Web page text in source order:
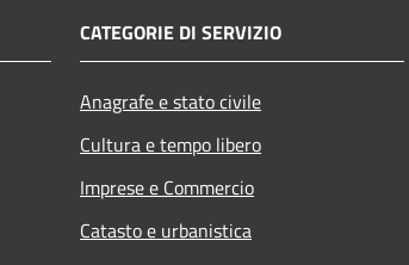
CATEGORIE DI SERVIZIO
Anagrafe e stato civile
Cultura e tempo libero
Imprese e Commercio
Catasto e urbanistica